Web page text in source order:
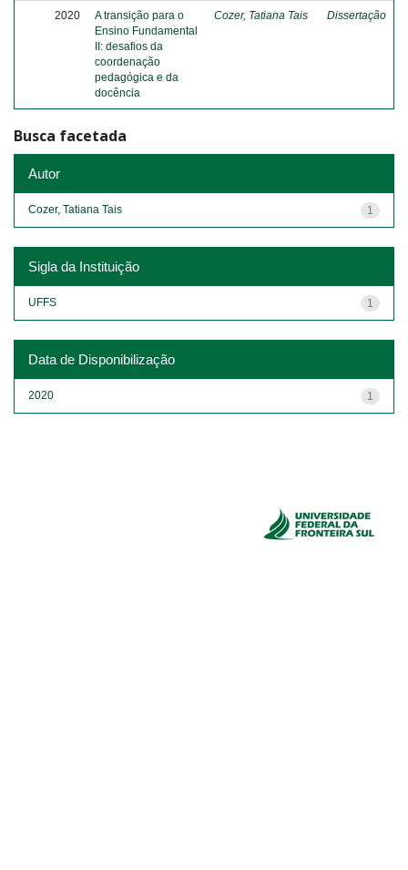
2020
A transição para o
Ensino Fundamental
II: desafios da
coordenação
pedagógica e da
docência
Cozer, Tatiana Tais Dissertação
Busca facetada
Autor
1
Cozer, Tatiana Tais
Sigla da Instituição
1
UFFS
Data de Disponibilização
1
2020